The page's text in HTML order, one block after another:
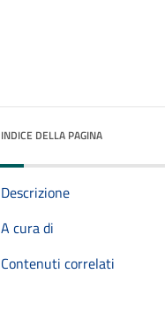
INDICE DELLA PAGINA
Descrizione
A cura di
Contenuti correlati